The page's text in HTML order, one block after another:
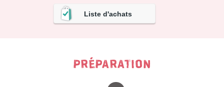
Liste d'achats
PRÉPARATION